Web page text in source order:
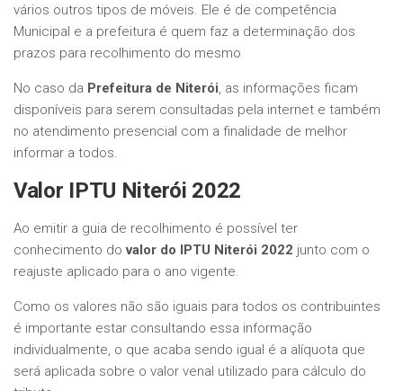
vários outros tipos de móveis. Ele é de competência
Municipal e a prefeitura é quem faz a determinação dos
prazos para recolhimento do mesmo
No caso da Prefeitura de Niterói, as informações ficam
disponíveis para serem consultadas pela internet e também
no atendimento presencial com a finalidade de melhor
informar a todos.
Valor IPTU Niterói 2022
Ao emitir a guia de recolhimento é possível ter
conhecimento dovalor do IPTU Niterói 2022 junto com o
reajuste aplicado para o ano vigente.
Como os valores não são iguais para todos os contribuintes
é importante estar consultando essa informação
individualmente, o que acaba sendo igual é a alíquota que
será aplicada sobre o valor venal utilizado para cálculo do